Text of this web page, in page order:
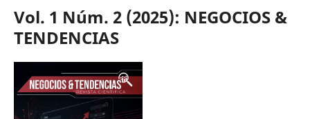
Vol. 1 Núm. 2 (2025): NEGOCIOS &
TENDENCIAS